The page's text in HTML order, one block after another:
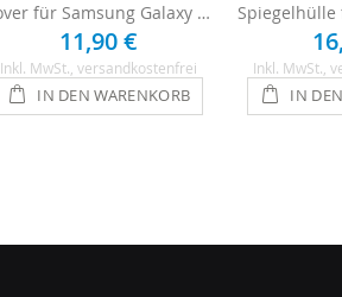
Cover für Samsung Galaxy S8 - Silber
11,90 €
Inkl. MwSt. , versandkostenfrei
IN DEN WARENKORB
Inkl. MwSt. ,
IN